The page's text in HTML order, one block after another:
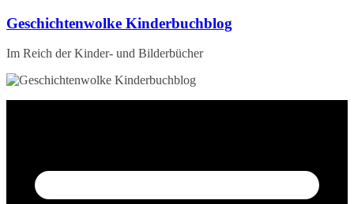
Zum
springen
Geschichtenwolke Kinderbuchblog
Im Reich der Kinder- und Bilderbücher